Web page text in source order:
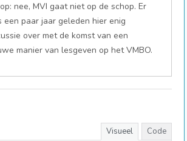
nee, MVI gaat niet op de schop. Er
een paar jaar geleden hier enig
over met de komst van een
manier van lesgeven op het VMBO.
Visueel Code